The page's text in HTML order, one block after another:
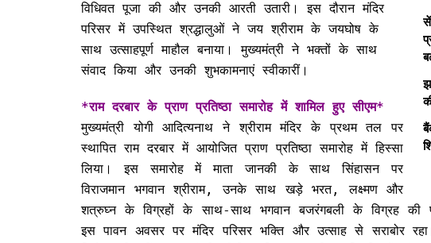
विधिवत पूजा की और उनकी आरती उतारी। इस दौरान मंदिर
परिसर में उपस्थित श्रद्धालुओं ने जय श्रीराम के जयघोष के
साथ उत्साहपूर्ण माहौल बनाया। मुख्यमंत्री ने भक्तों के साथ
संवाद किया और उनकी शुभकामनाएं स्वीकारीं।
*राम दरबार के प्राण प्रतिष्ठा समारोह में शामिल हुए सीएम*
मुख्यमंत्री योगी आदित्यनाथ ने श्रीराम मंदिर के प्रथम तल पर
स्थापित राम दरबार में आयोजित प्राण प्रतिष्ठा समारोह में हिस्सा
लिया। इस समारोह में माता जानकी के साथ सिंहासन पर
विराजमान भगवान श्रीराम, उनके साथ खड़े भरत, लक्ष्मण और
शत्रुघ्न के विग्रहों के साथ-साथ भगवान बजरंगबली के विग्रह की
इस पावन अवसर पर मंदिर परिसर भक्ति और उत्साह से सराबोर